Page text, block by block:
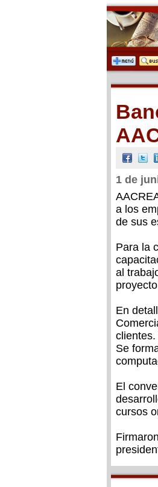
1 de
a los
de sus
Para la
al
En
Se
El
cursos